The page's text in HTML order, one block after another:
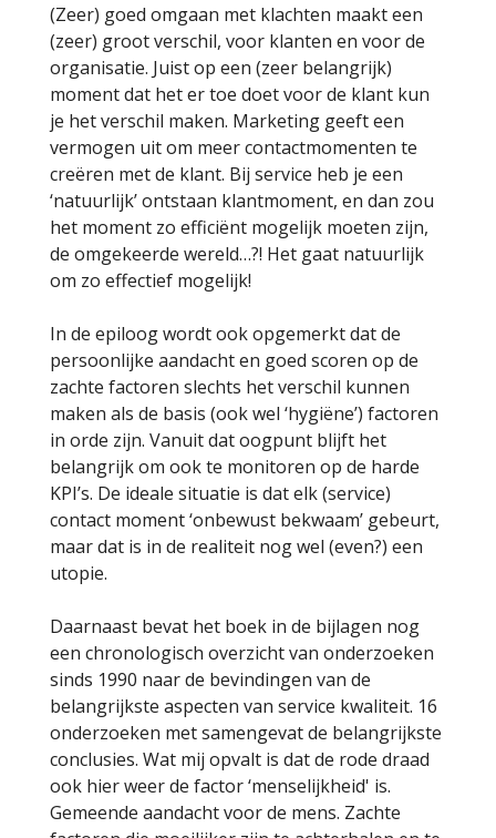
(Zeer) goed omgaan met klachten maakt een
(zeer) groot verschil, voor klanten en voor de
organisatie. Juist op een (zeer belangrijk)
moment dat het er toe doet voor de klant kun
je het verschil maken. Marketing geeft een
vermogen uit om meer contactmomenten te
creëren met de klant. Bij service heb je een
‘natuurlijk’ ontstaan klantmoment, en dan zou
het moment zo efficiënt mogelijk moeten zijn,
de omgekeerde wereld…?! Het gaat natuurlijk
om zo effectief mogelijk!
In de epiloog wordt ook opgemerkt dat de
persoonlijke aandacht en goed scoren op de
zachte factoren slechts het verschil kunnen
maken als de basis (ook wel ‘hygiëne’) factoren
in orde zijn. Vanuit dat oogpunt blijft het
belangrijk om ook te monitoren op de harde
KPI’s. De ideale situatie is dat elk (service)
contact moment ‘onbewust bekwaam’ gebeurt,
maar dat is in de realiteit nog wel (even?) een
utopie.
Daarnaast bevat het boek in de bijlagen nog
een chronologisch overzicht van onderzoeken
sinds 1990 naar de bevindingen van de
belangrijkste aspecten van service kwaliteit. 16
onderzoeken met samengevat de belangrijkste
conclusies. Wat mij opvalt is dat de rode draad
ook hier weer de factor ‘menselijkheid' is.
Gemeende aandacht voor de mens. Zachte